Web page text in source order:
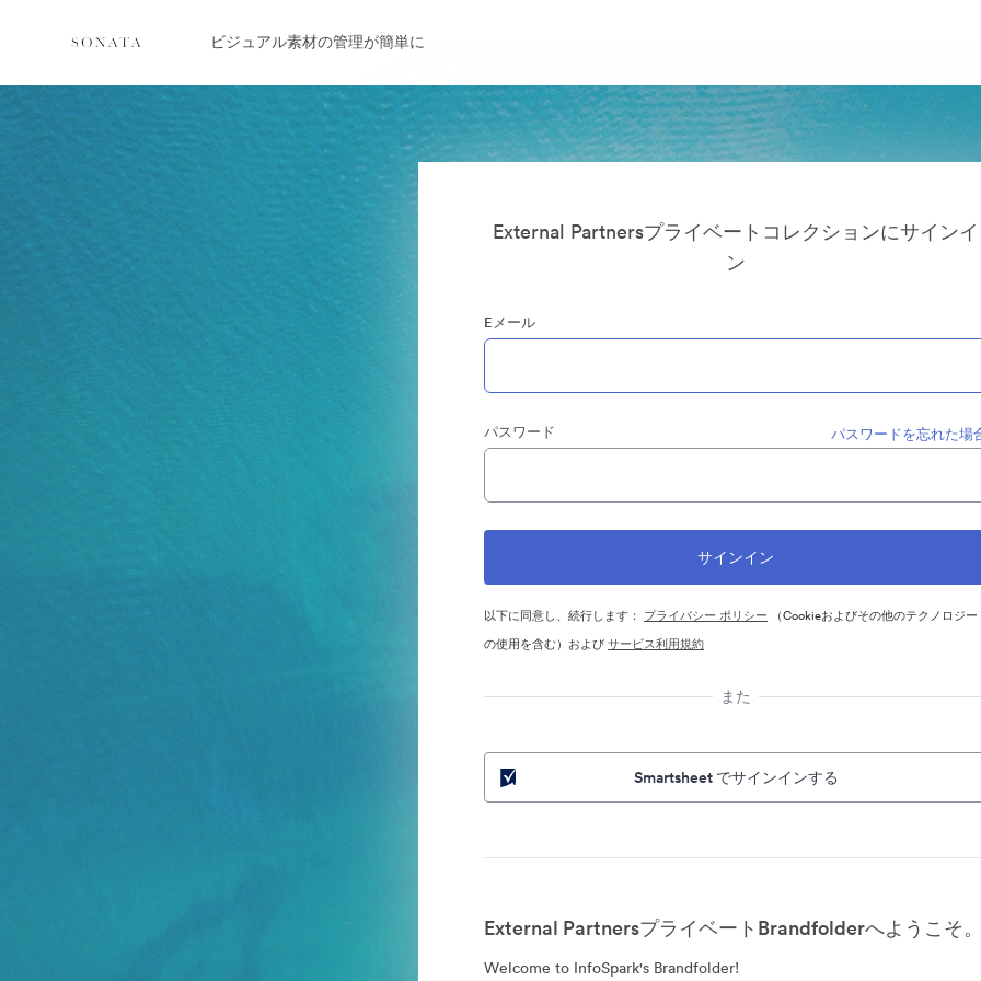
ビジュアル素材の管理が簡単に
External Partnersプライベートコレクションにサインイ
ン
Eメール
パスワード パスワードを忘れた場
以下に同意し、続行します： プライバシー ポリシー （Cookieおよびその他のテクノロジー
の使用を含む）およびサービス利用規約
また
Smartsheet でサインインする
External PartnersプライベートBrandfolderへようこそ
Welcome to InfoSpark's Brandfolder!